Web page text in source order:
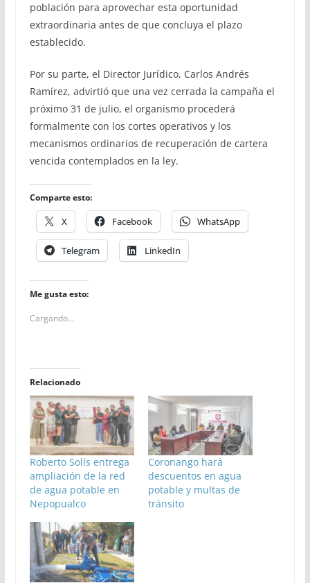
población para aprovechar esta oportunidad
extraordinaria antes de que concluya el plazo
establecido.
Por su parte, el Director Jurídico, Carlos Andrés
Ramírez, advirtió que una vez cerrada la campaña el
próximo 31 de julio, el organismo procederá
formalmente con los cortes operativos y los
mecanismos ordinarios de recuperación de cartera
vencida contemplados en la ley.
Comparte esto:
X Facebook WhatsApp
Telegram LinkedIn
Me gusta esto:
Cargando...
Relacionado
Roberto Solís entrega
ampliación de la red
de agua potable en
Nepopualco
Coronango hará
descuentos en agua
potable y multas de
tránsito